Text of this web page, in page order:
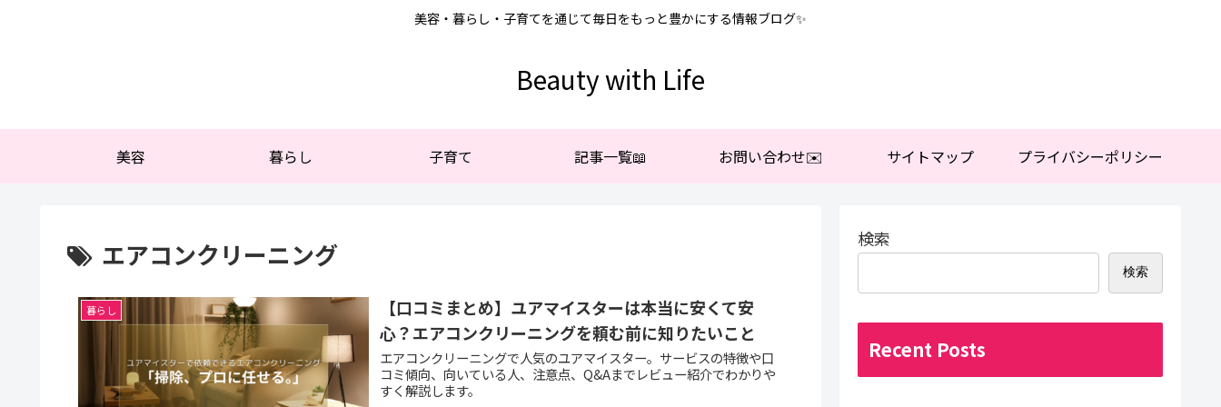
美容・暮らし・子育てを通じて毎日をもっと豊かにする情報ブログ✨
Beauty with Life
美容 暮らし 子育て 記事一覧📖 お問い合わせ✉️ サイトマップ プライバシーポリシー
エアコンクリーニング
暮らし
【口コミまとめ】ユアマイスターは本当に安くて安
心？エアコンクリーニングを頼む前に知りたいこと
エアコンクリーニングで人気のユアマイスター。サービスの特徴や口
コミ傾向、向いている人、注意点、Q&Aまでレビュー紹介でわかりや
すく解説します。
検索
検索
Recent Posts